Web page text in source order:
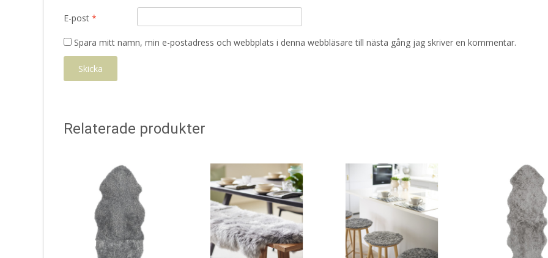
E-post *
Spara mitt namn, min e-postadress och webbplats i denna webbläsare till nästa gång jag skriver en kommentar.
Relaterade produkter